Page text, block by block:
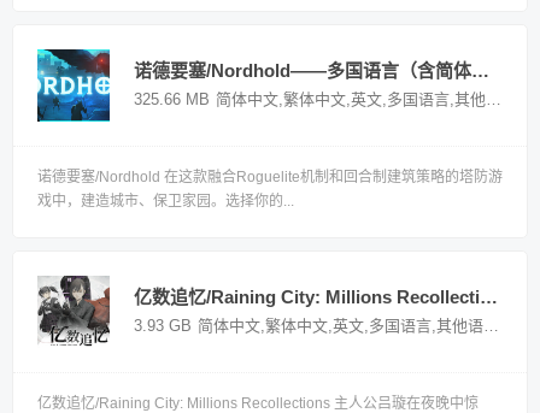
诺德要塞/Nordhold——多国语言（含简体中文）免安装解压即玩版
325.66 MB 简体中文,繁体中文,英文,多国语言,其他语言
诺德要塞/Nordhold 在这款融合Roguelite机制和回合制建筑策略的塔防游
戏中，建造城市、保卫家园。选择你的...
亿数追忆/Raining City: Millions Recollections——v1.0.0多国语言（含简体中文）免安装解压即玩版
3.93 GB 简体中文,繁体中文,英文,多国语言,其他语言
亿数追忆/Raining City: Millions Recollections 主人公吕璇在夜晚中惊